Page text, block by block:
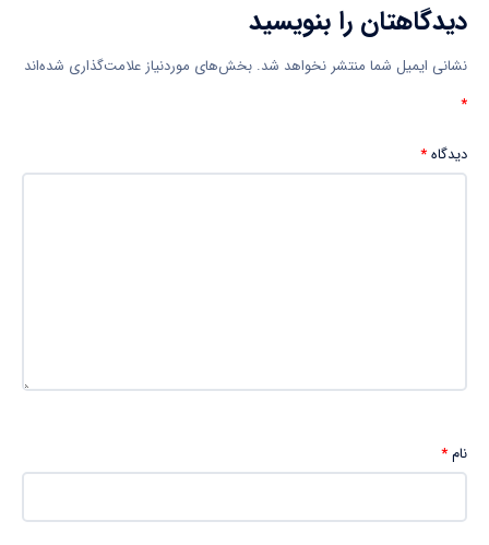
دیدگاهتان را بنویسید
نشانی ایمیل شما منتشر نخواهد شد. بخش‌های موردنیاز علامت‌گذاری شده‌اند
*
دیدگاه*
نام*